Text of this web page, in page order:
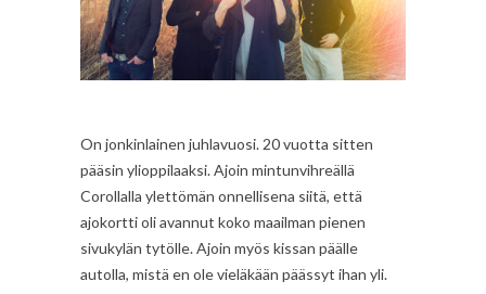
On jonkinlainen juhlavuosi. 20 vuotta sitten
pääsin ylioppilaaksi. Ajoin mintunvihreällä
Corollalla ylettömän onnellisena siitä, että
ajokortti oli avannut koko maailman pienen
sivukylän tytölle. Ajoin myös kissan päälle
autolla, mistä en ole vieläkään päässyt ihan yli.